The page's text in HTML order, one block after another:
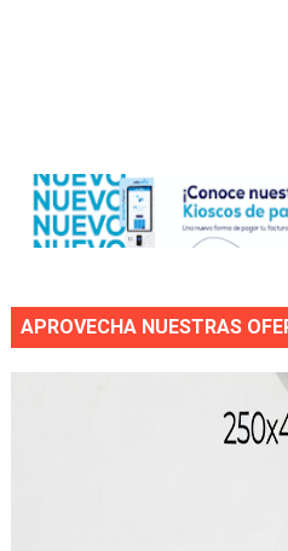
APROVECHA NUESTRAS